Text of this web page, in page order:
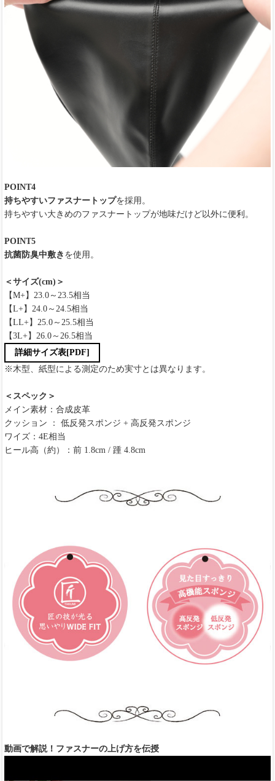
POINT4
持ちやすいファスナートップを採用。
持ちやすい大きめのファスナートップが地味だけど以外に便利。
POINT5
抗菌防臭中敷き を使用。
＜サイズ(cm)＞
【M+】23.0～23.5相当
【L+】24.0～24.5相当
【LL+】25.0～25.5相当
【3L+】26.0～26.5相当
詳細サイズ表[PDF]
※木型、紙型による測定のため実寸とは異なります。
＜スペック＞
メイン素材：合成皮革
クッション ： 低反発スポンジ + 高反発スポンジ
ワイズ：4E相当
ヒール高（約）：前 1.8cm / 踵 4.8cm
動画で解説！ファスナーの上げ方を伝授